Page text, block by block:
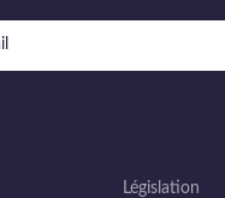
Législation